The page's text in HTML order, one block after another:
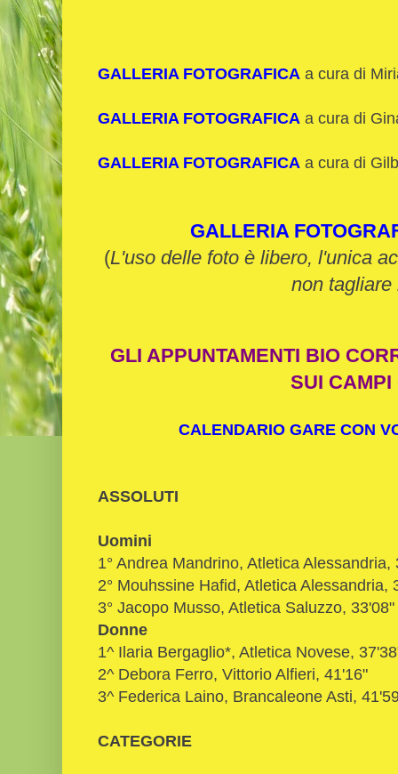
GALLERIA FOTOGRAFICA a cura di
GALLERIA FOTOGRAFICA a cura di
GALLERIA FOTOGRAFICA a cura di
GALLERIA
(L'uso delle foto è libero, l'unica
non tagliare
GLI APPUNTAMENTI BIO
SUI
CALENDARIO GARE CON
ASSOLUTI
Uomini
1° Andrea Mandrino, Atletica Alessandria,
2° Mouhssine Hafid, Atletica Alessandria,
3° Jacopo Musso, Atletica Saluzzo, 33'08"
Donne
1^ Ilaria Bergaglio*, Atletica Novese,
2^ Debora Ferro, Vittorio Alfieri, 41'16"
3^ Federica Laino, Brancaleone Asti,
CATEGORIE